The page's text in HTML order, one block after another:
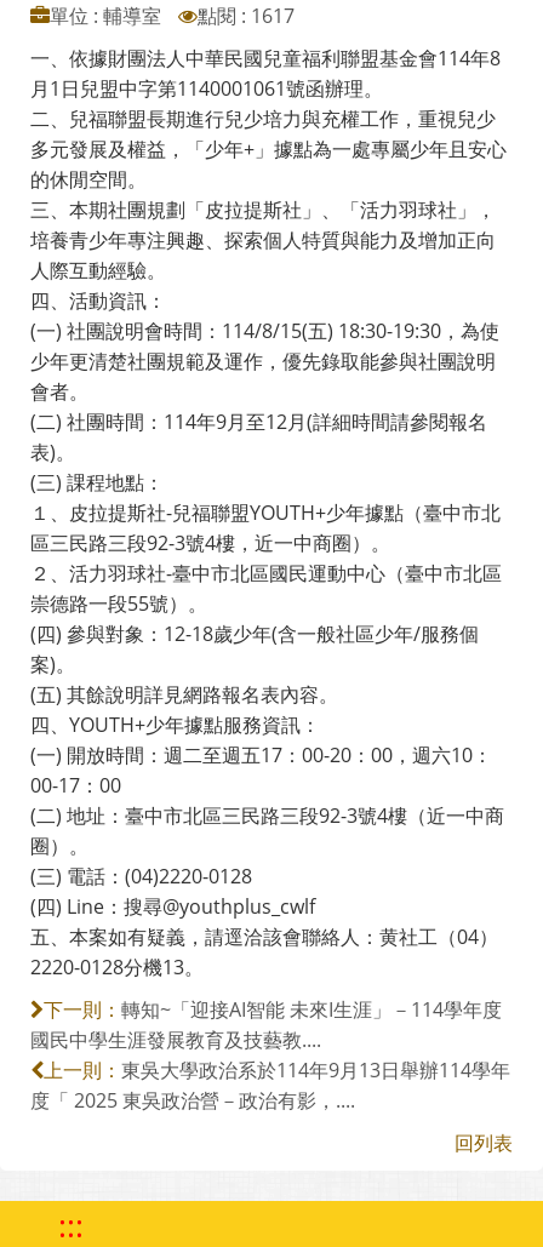
單位 : 輔導室
點閱 : 1617
一、依據財團法人中華民國兒童福利聯盟基金會114年8
月1日兒盟中字第1140001061號函辦理。
二、兒福聯盟長期進行兒少培力與充權工作，重視兒少
多元發展及權益，「少年+」據點為一處專屬少年且安心
的休閒空間。
三、本期社團規劃「皮拉提斯社」、「活力羽球社」，
培養青少年專注興趣、探索個人特質與能力及增加正向
人際互動經驗。
四、活動資訊：
(一) 社團說明會時間：114/8/15(五) 18:30-19:30，為使
少年更清楚社團規範及運作，優先錄取能參與社團說明
會者。
(二) 社團時間：114年9月至12月(詳細時間請參閱報名
表)。
(三) 課程地點：
１、皮拉提斯社-兒福聯盟YOUTH+少年據點（臺中市北
區三民路三段92-3號4樓，近一中商圈）。
２、活力羽球社-臺中市北區國民運動中心（臺中市北區
崇德路一段55號）。
(四) 參與對象：12-18歲少年(含一般社區少年/服務個
案)。
(五) 其餘說明詳見網路報名表內容。
四、YOUTH+少年據點服務資訊：
(一) 開放時間：週二至週五17：00-20：00，週六10：
00-17：00
(二) 地址：臺中市北區三民路三段92-3號4樓（近一中商
圈）。
(三) 電話：(04)2220-0128
(四) Line：搜尋@youthplus_cwlf
五、本案如有疑義，請逕洽該會聯絡人：黄社工（04）
2220-0128分機13。
下一則： 轉知~「迎接AI智能 未來I生涯」－114學年度
國民中學生涯發展教育及技藝教....
上一則： 東吳大學政治系於114年9月13日舉辦114學年
度「 2025 東吳政治營－政治有影，....
回列表
:::